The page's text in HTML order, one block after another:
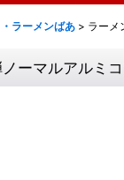
ラーメンばあ > ラーメ
ーマルアルミ